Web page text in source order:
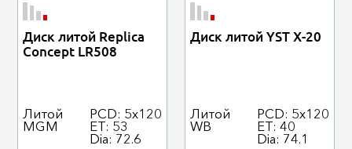
Диск литой Replica
Concept LR508
Литой
MGM
PCD: 5x120
ET: 53
Dia: 72.6
Диск литой YST X-20
Литой
WB
PCD: 5x120
ET: 40
Dia: 74.1